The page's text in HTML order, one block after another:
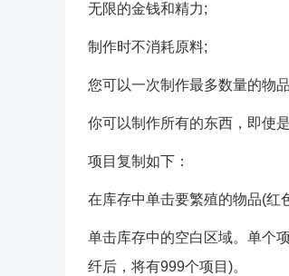
无限的金钱和精力;
制作时不消耗原料;
您可以一次制作最多数量的物
你可以制作所有的东西，即使
项目复制如下：
在库存中单击要繁殖的物品(红
单击库存中的空白区域。单个
纤后，将有999个项目)。